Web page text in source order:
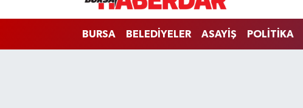
BURSA BELEDİYELER ASAYİŞ POLİTİKA
Tüm Manşetler